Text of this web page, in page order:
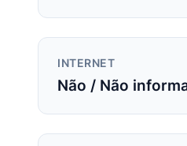
INTERNET
Não / Não